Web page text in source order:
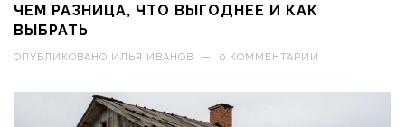
ЧЕМ РАЗНИЦА, ЧТО ВЫГОДНЕЕ И КАК
ВЫБРАТЬ
ОПУБЛИКОВАНО ИЛЬЯ ИВАНОВ — 0 КОММЕНТАРИИ